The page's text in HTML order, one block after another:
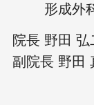
形成外
院長 野田 弘
副院長 野田